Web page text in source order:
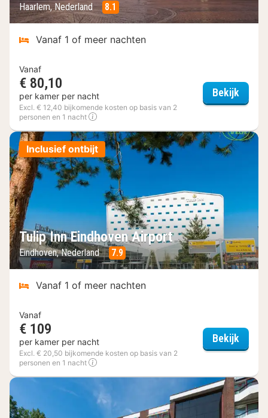
Haarlem, Nederland 8.1
Vanaf 1 of meer nachten
Vanaf
€ 80,10
per kamer per nacht
Excl. € 12,40 bijkomende kosten op basis van 2
personen en 1 nacht
Bekijk
Inclusief ontbijt
Tulip Inn Eindhoven Airport
Eindhoven, Nederland 7.9
Vanaf 1 of meer nachten
Vanaf
€ 109
per kamer per nacht
Excl. € 20,50 bijkomende kosten op basis van 2
personen en 1 nacht
Bekijk